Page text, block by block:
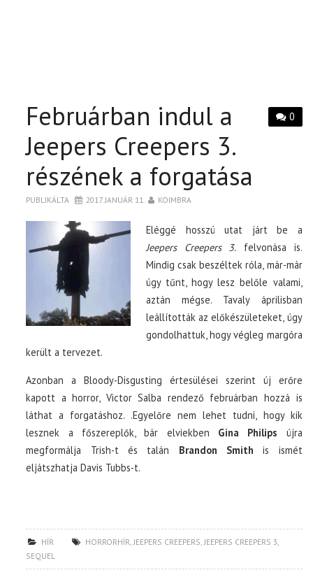
0
Februárban indul a
Jeepers Creepers 3.
részének a forgatása
PUBLIKÁLTA 2017. JANUÁR 11. KOIMBRA
Eléggé hosszú utat járt be a
Jeepers Creepers 3. felvonása is.
Mindig csak beszéltek róla, már-már
úgy tűnt, hogy lesz belőle valami,
aztán mégse. Tavaly áprilisban
leállították az előkészületeket, úgy
gondolhattuk, hogy végleg margóra
került a tervezet.
Azonban a Bloody-Disgusting értesülései szerint új erőre
kapott a horror, Victor Salba rendező februárban hozzá is
láthat a forgatáshoz. .Egyelőre nem lehet tudni, hogy kik
lesznek a főszereplők, bár elviekben Gina Philips újra
megformálja Trish-t és talán Brandon Smith is ismét
eljátszhatja Davis Tubbs-t.
HÍR HORRORHÍR,JEEPERS CREEPERS,JEEPERS CREEPERS 3,
SEQUEL